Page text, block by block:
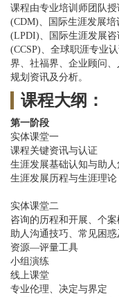
课程由专业培训师团队
(CDM)、国际生涯发展
(LPDI)、国际生涯发展
(CCSP)、全球职涯专业
界、社福界、企业顾问
规划资讯及分析。
课程大纲：
第一阶段
实体课堂一
课程关键资讯与认证
生涯发展基础认知与助
生涯发展历程与生涯理论
实体课堂二
咨询的历程和开展、个
助人沟通技巧、常见困
资源—评量工具
小组演练
线上课堂
专业伦理、决定与界定